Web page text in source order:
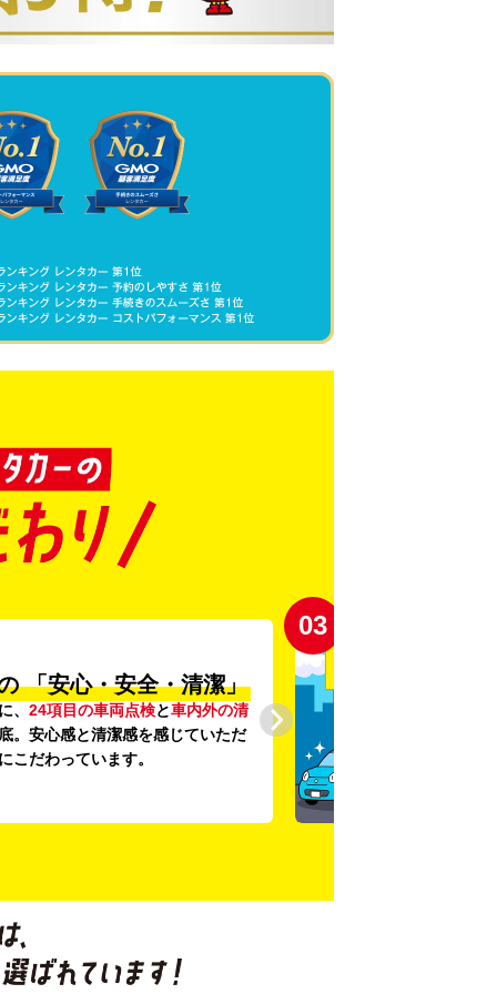
「安心・安全・清潔」
、 24項目の車両点検と車内外の清
。安心感と清潔感を感じていただ
こだわっています。
03